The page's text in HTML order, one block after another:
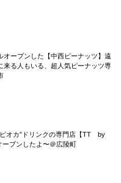
オープンした【中西ピーナッツ】遠
来る人もいる、超人気ピーナッツ専
オカ”ドリンクの専門店【TT by
ープンしたよ〜＠広陵町